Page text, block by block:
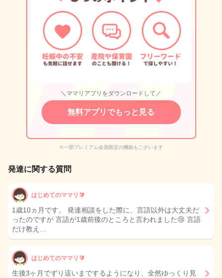
＼ママリアプリをダウンロードして／
無料アプリでもっと見る
※一部プレミアム会員限定の機能もございます
発達に関する質問
はじめてのママリ🔰
1歳10ヵ月です。 発達相談をした際に、言語以外は大丈夫だ
ったのですが 言語が1歳前後のところと言われました😢 言語
だけ教え…
はじめてのママリ🔰
生後3ヶ月でずり這いまでするようになり、全然ゆっくり見